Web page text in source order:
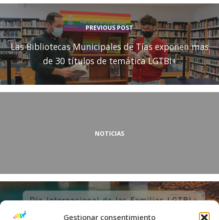
Gestionar consentimiento
PREVIOUS POST
Las Bibliotecas Municipales de Tías exponen mas
de 30 títulos de temática LGTBI+
NOTICIAS